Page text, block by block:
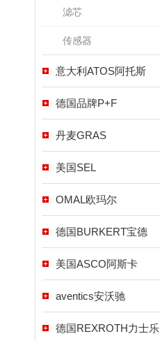
滤芯
传感器
意大利ATOS阿托斯
德国品牌P+F
丹麦GRAS
美国SEL
OMAL欧玛尔
德国BURKERT宝德
美国ASCO阿斯卡
aventics安沃驰
德国REXROTH力士乐